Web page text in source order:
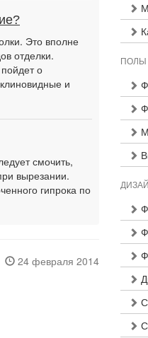
Это вполне
отделки.
о
и
смочить,
вырезании.
гипрока по
24 февраля 2014
ПОЛЫ